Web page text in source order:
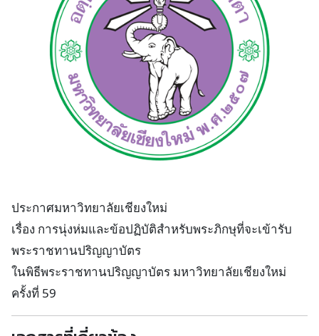
ประกาศมหาวิทยาลัยเชียงใหม่
เรื่อง การนุ่งห่มและข้อปฏิบัติสำหรับพระภิกษุที่จะเข้ารับ
พระราชทานปริญญาบัตร
ในพิธีพระราชทานปริญญาบัตร มหาวิทยาลัยเชียงใหม่
ครั้งที่ 59